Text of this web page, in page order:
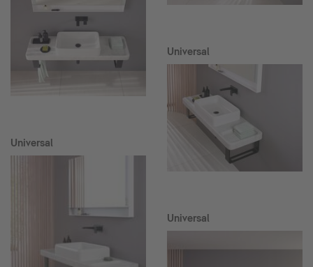
Universal
Universal
Universal